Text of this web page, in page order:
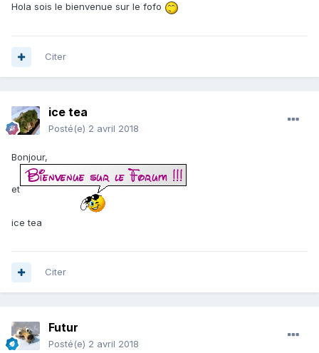
Hola sois le bienvenue sur le fofo
Citer
ice tea
Posté(e) 2 avril 2018
Bonjour,
et
ice tea
Citer
Futur
Posté(e) 2 avril 2018